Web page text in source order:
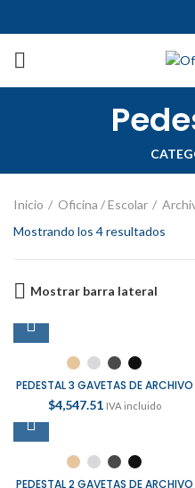
Inicio Oficina / Escolar
Mostrando los 4 resultados
Mostrar barra lateral
PEDESTAL 3 GAVETAS DE ARCHIVO
$4,547.51 IVA incluido
PEDESTAL 2 GAVETAS DE ARCHIVO